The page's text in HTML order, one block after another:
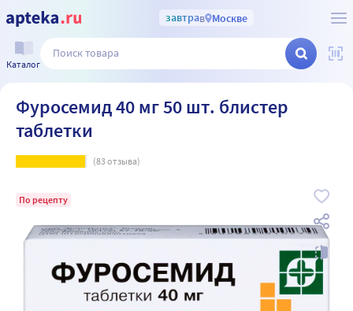
завтрав Москве
Каталог
Фуросемид 40 мг 50 шт. блистер
таблетки
(83отзыва)
По рецепту